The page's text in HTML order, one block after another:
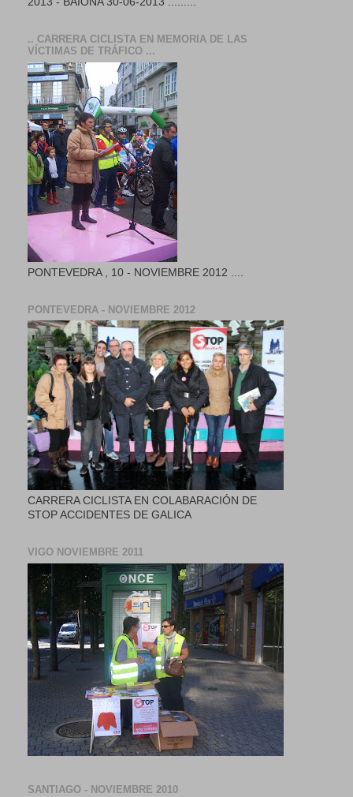
.. CARRERA CICLISTA EN MEMORIA DE LAS
VÍCTIMAS DE TRÁFICO ...
PONTEVEDRA , 10 - NOVIEMBRE 2012 ....
PONTEVEDRA - NOVIEMBRE 2012
CARRERA CICLISTA EN COLABARACIÓN DE
STOP ACCIDENTES DE GALICA
VIGO NOVIEMBRE 2011
SANTIAGO - NOVIEMBRE 2010